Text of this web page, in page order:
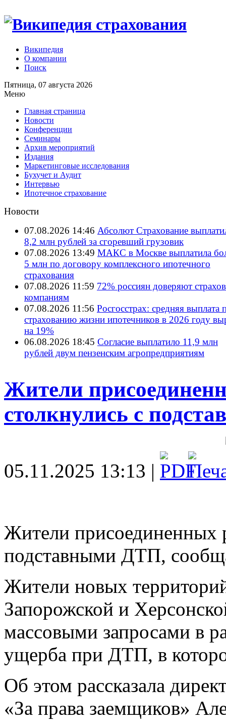
Википедия
О компании
Поиск
Пятница, 07 августа 2026
Меню
Главная страница
Новости
Конференции
Семинары
Архив мероприятий
Издания
Маркетинговые исследования
Бухучет и Аудит
Интервью
Ипотечное страхование
Новости
07.08.2026 14:46 Абсолют Страхование
8,2 млн рублей за сгоревший грузовик
07.08.2026 13:49 МАКС в Москве выплатила
5 млн по договору комплексного ипотечного
страхования
07.08.2026 11:59 72% россиян доверяют
компаниям
07.08.2026 11:56 Росгосстрах: средняя выплата
страхованию жизни ипотечников в 2026 году
на 19%
06.08.2026 18:45 Согласие выплатило 11,9 млн
рублей двум пензенским агропредприятиям
Жители
столкнулись с
05.11.2025 13:13 |
Жители присоединенных
подставными ДТП,
Жители новых
Запорожской и
массовыми запросами в
ущерба при ДТП, в
Об этом рассказала
«За права заемщиков»